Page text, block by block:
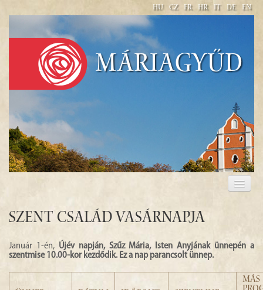
HU CZ FR HR IT DE EN
Máriagyűd
FÜR PILGER
ÖFFNUNGSZEITEN
Szent Család Vasárnapja
Január 1-én, Újév napján, Szűz Mária, Isten Anyjának ünnepén a
szentmise 10.00-kor kezdődik. Ez a nap parancsolt ünnep.
MÁS